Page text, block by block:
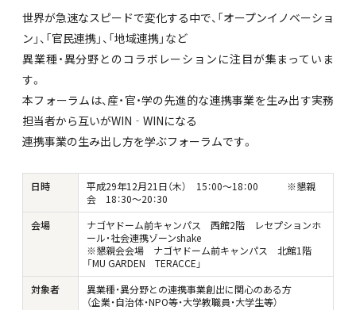
世界が急速なスピードで変化する中で、「オープンイノベーショ
ン」、「官民連携」、「地域連携」など
異業種・異分野とのコラボレーションに注目が集まっていま
す。
本フォーラムは、産・官・学の先進的な連携事業を生み出す実務
担当者から互いがWIN‐WINになる
連携事業の生み出し方を学ぶフォーラムです。
日時
平成29年12月21日（木） 15：00～18：00 ※懇親
会 18：30～20：30
会場
ナゴヤドーム前キャンパス 西館2階 レセプションホ
ール・社会連携ゾーンshake
※懇親会会場 ナゴヤドーム前キャンパス 北館1階
「MU GARDEN TERACCE」
対象者
異業種・異分野との連携事業創出に関心のある方
（企業・自治体・NPO等・大学教職員・大学生等）